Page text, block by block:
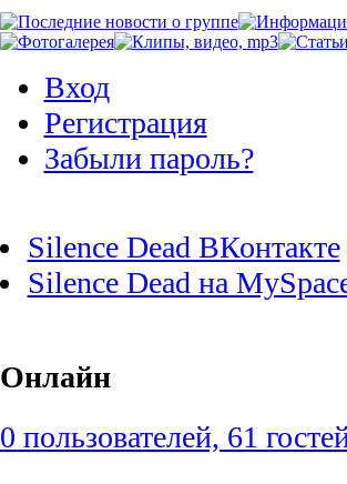
Вход
Регистрация
Забыли пароль?
Silence Dead ВКонтакте
Silence Dead на
Онлайн
0 пользователей, 61